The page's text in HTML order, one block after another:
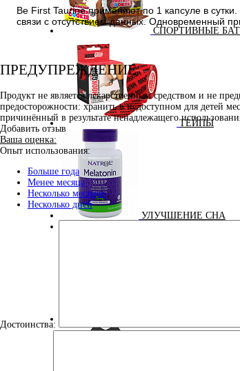
СПОРТИВНЫЕ
ТЕЙПЫ
УЛУЧШЕНИЕ СНА
Be First Taurine применяют по 1 капсуле в
связи с отсутствием данных. Одновременный
ПРЕДУПРЕЖДЕНИЕ
Продукт не является лекарственным средством и не
предосторожности: хранить в недоступном для детей
причинённый в результате ненадлежащего
Добавить отзыв
Ваша оценка:
Опыт использования:
Больше года
Менее месяца
Несколько месяцев
Несколько дней
Достоинства: